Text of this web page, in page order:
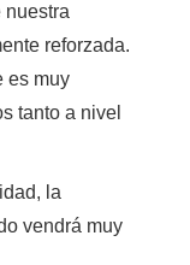
nuestra
reforzada.
es muy
tanto a nivel
la
vendrá muy